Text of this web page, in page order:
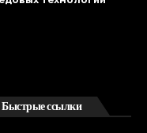
Быстрые ссылки